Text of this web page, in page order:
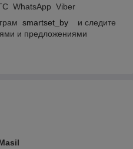
WhatsApp Viber
smartset_by
и следите
и предложениями